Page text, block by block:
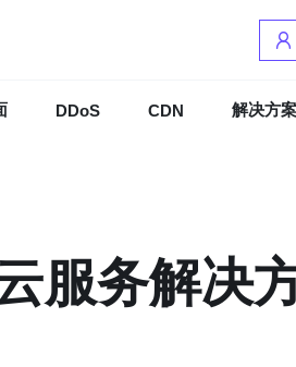
DDoS CDN 解决方案
服务解决